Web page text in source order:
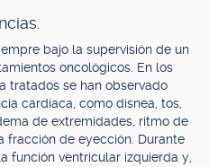
bajo la supervisión de un
oncológicos. En los
tratados se han observado
cardíaca, como disnea, tos,
de extremidades, ritmo de
fracción de eyección. Durante
función ventricular izquierda y,